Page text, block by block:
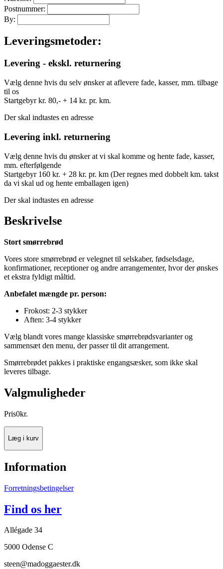
Postnummer:
By:
Leveringsmetoder:
Levering - ekskl. returnering
Vælg denne hvis du selv ønsker at aflevere fade, kasser, mm. tilbage
til os
Startgebyr kr. 80,- + 14 kr. pr. km.
Der skal indtastes en adresse
Levering inkl. returnering
Vælg denne hvis du ønsker at vi skal komme og hente fade, kasser,
mm. efterfølgende
Startgebyr 160 kr. + 28 kr. pr. km (Der regnes med dobbelt km. takst
da vi skal ud og hente emballagen igen)
Der skal indtastes en adresse
Beskrivelse
Stort smørrebrød
Vores store smørrebrød er velegnet til selskaber, fødselsdage,
konfirmationer, receptioner og andre arrangementer, hvor der ønskes
et ekstra fyldigt måltid.
Anbefalet mængde pr. person:
Frokost: 2-3 stykker
Aften: 3-4 stykker
Vælg blandt vores mange klassiske smørrebrødsvarianter og
sammensæt den menu, der passer til dit arrangement.
Smørrebrødet pakkes i praktiske engangsæsker, som ikke skal
leveres tilbage.
Valgmuligheder
Pris0kr.
Læg i kurv
Information
Forretningsbetingelser
Find os her
Allégade 34
5000 Odense C
steen@madoggaester.dk